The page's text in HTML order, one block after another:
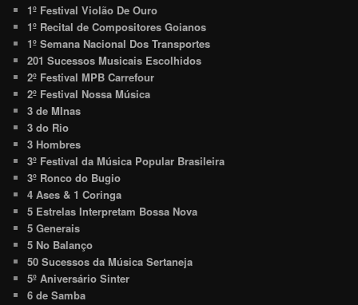
1º Festival Violão De Ouro
1º Recital de Compositores Goianos
1º Semana Nacional Dos Transportes
201 Sucessos Musicais Escolhidos
2º Festival MPB Carrefour
2º Festival Nossa Música
3 de MInas
3 do Rio
3 Hombres
3º Festival da Música Popular Brasileira
3º Ronco do Bugio
4 Ases & 1 Coringa
5 Estrelas Interpretam Bossa Nova
5 Generais
5 No Balanço
50 Sucessos da Música Sertaneja
5º Aniversário Sinter
6 de Samba